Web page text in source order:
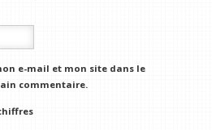
e-mail et mon site dans le
commentaire.